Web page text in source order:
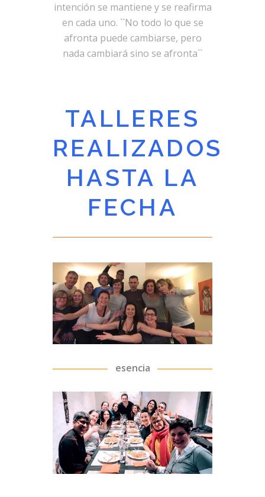
intención se mantiene y se reafirma
en cada uno. ``No todo lo que se
afronta puede cambiarse, pero
nada cambiará sino se afronta``
TALLERES
REALIZADOS
HASTA LA
FECHA
esencia